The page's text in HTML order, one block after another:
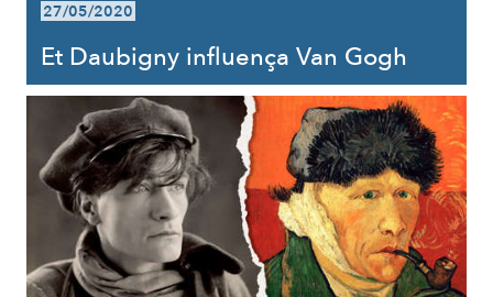
27/05/2020
Et Daubigny influença Van Gogh